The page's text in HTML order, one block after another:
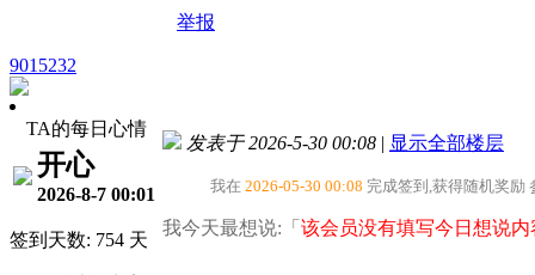
举报
9015232
TA的每日心情
开心
2026-8-7 00:01
签到天数: 754 天
发表于 2026-5-30 00:08 | 显示全部楼层
我在 2026-05-30 00:08 完成签到,获得随机奖励
我今天最想说:「 该会员没有填写今日想说内